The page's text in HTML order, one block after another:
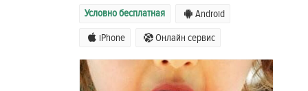
Условно бесплатная Android
iPhone Онлайн сервис